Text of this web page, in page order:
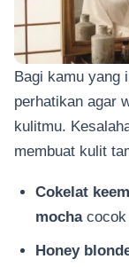
Bagi kamu yang
perhatikan agar
kulitmu.
membuat kulit
Cokelat
mochacocok
Honey